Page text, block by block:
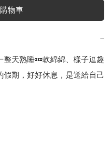
物車
−
整天熟睡💤軟綿綿、樣子逗趣
期，好好休息，是送給自己